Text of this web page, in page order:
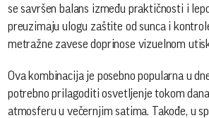
se savršen balans između praktičnosti i
preuzimaju ulogu zaštite od sunca i
metražne zavese doprinose vizuelnom
Ova kombinacija je posebno popularna u
potrebno prilagoditi osvetljenje tokom
atmosferu u večernjim satima. Takođe, u